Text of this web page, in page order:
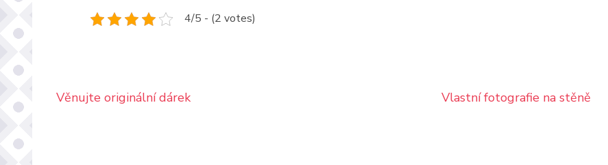
4/5 - (2 votes)
Navigace
Věnujte originální dárek Vlastní fotografie na stěně